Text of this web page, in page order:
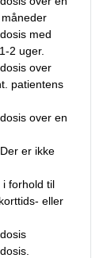
med
2 uger.
over
patientens
over en
er ikke
forhold til
eller